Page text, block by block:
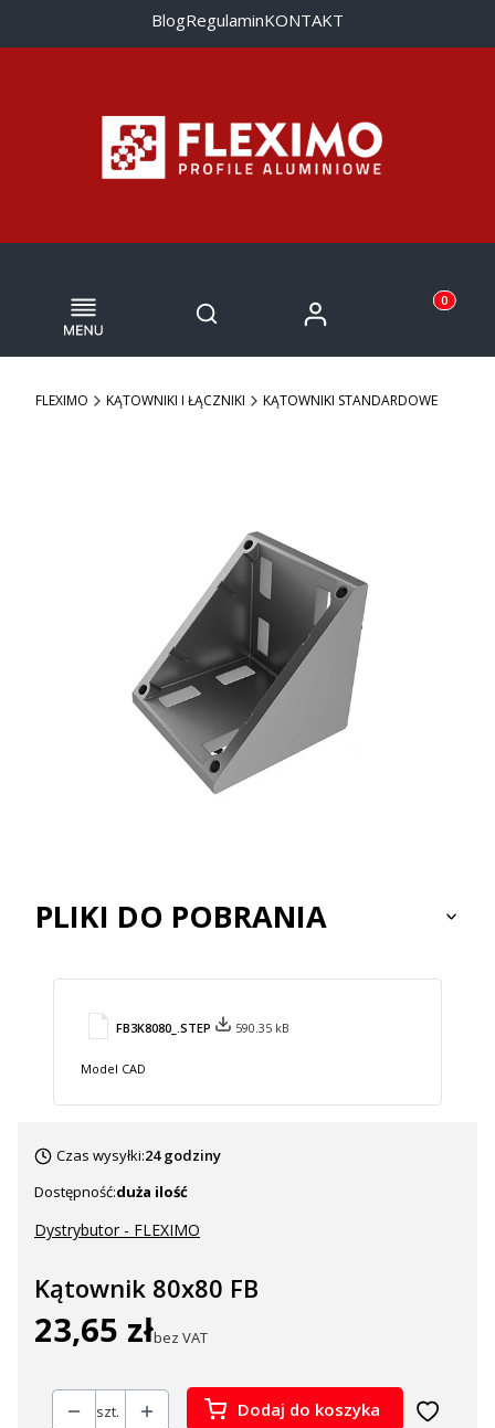
BlogRegulaminKONTAKT
Menu Otwórz wyszukiwarkę
Szukaj Zaloguj się Produkty
Koszyk
FLEXIMO KĄTOWNIKI I ŁĄCZNIKI KĄTOWNIKI STANDARDOWE
PLIKI DO POBRANIA
FB3K8080_.STEP 590.35 kB
Model CAD
Czas wysyłki:24 godziny
Dostępność:duża ilość
Dystrybutor - FLEXIMO
Kątownik 80x80 FB
Cena
23,65 złbez VAT
szt. Dodaj do koszyka